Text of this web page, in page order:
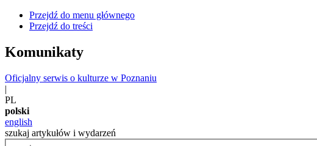
Przejdź do menu głównego
Przejdź do treści
Komunikaty
Oficjalny serwis o kulturze w Poznaniu
|
PL
polski
english
szukaj artykułów i wydarzeń